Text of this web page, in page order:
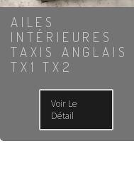
AILES
INTÉRIEURES
TAXIS ANGLAIS
TX1 TX2
Voir Le
Détail